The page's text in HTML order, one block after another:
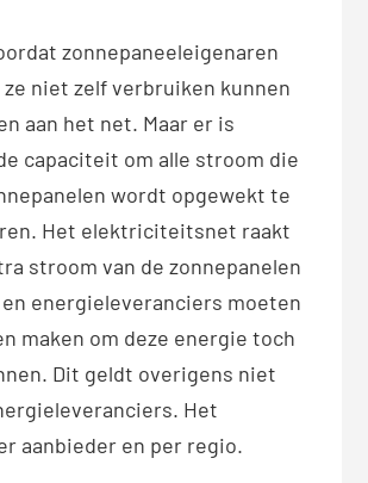
zonnepaneeleigenaren
niet zelf verbruiken kunnen
aan het net. Maar er is
capaciteit om alle stroom die
wordt opgewekt te
Het elektriciteitsnet raakt
stroom van de zonnepanelen
energieleveranciers moeten
maken om deze energie toch
Dit geldt overigens niet
Het
aanbieder en per regio.